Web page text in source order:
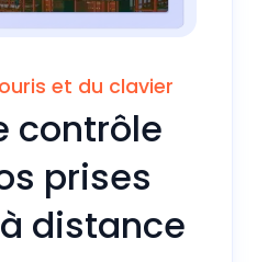
et du clavier
contrôle
prises
distance